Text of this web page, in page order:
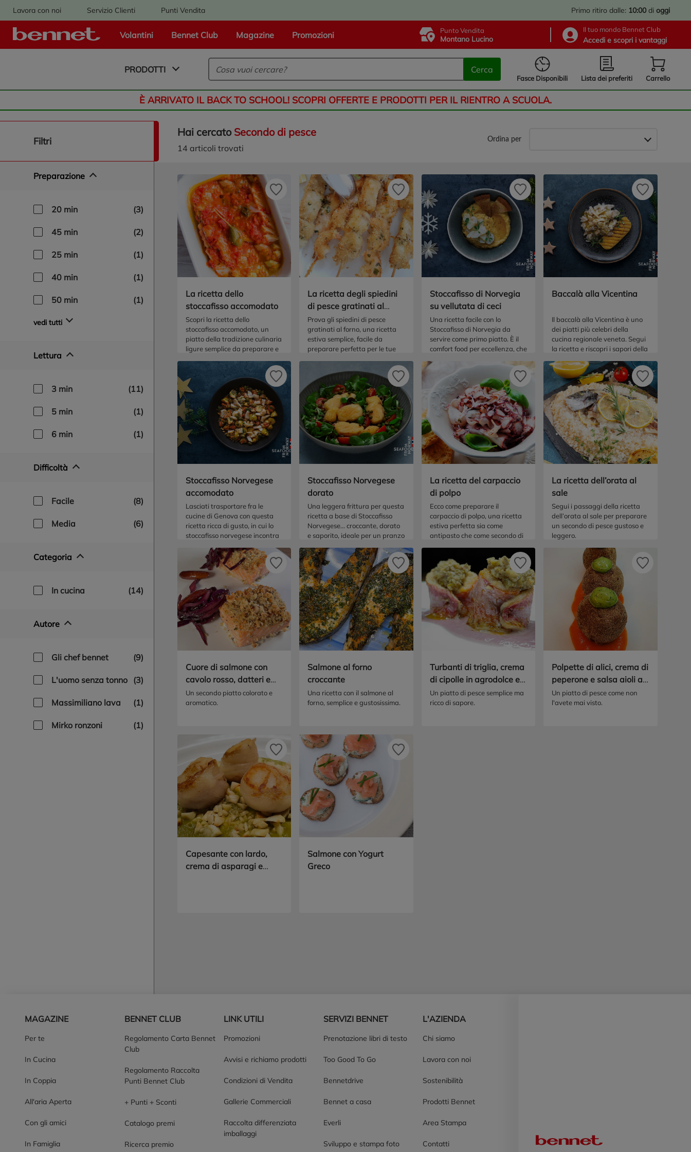
Lavora con noi Servizio Clienti Punti Vendita Primo ritiro dalle: 10:00 di oggi
Volantini Bennet Club Magazine Promozioni Punto Vendita
Montano Lucino
Il tuo mondo Bennet Club
Accedi e scopri i vantaggi
Logo Bennet - Torna alla homepage
PRODOTTI Cerca
Fasce Disponibili Lista dei preferiti Carrello
È ARRIVATO IL BACK TO SCHOOL! SCOPRI OFFERTE E PRODOTTI PER IL RIENTRO A SCUOLA.
naviga/filtra
filtri
Preparazione
20 min (3)
45 min (2)
25 min (1)
40 min (1)
50 min (1)
vedi tutti
Lettura
3 min (11)
5 min (1)
6 min (1)
Difficoltà
facile (8)
media (6)
Categoria
in cucina (14)
Autore
gli chef bennet (9)
l'uomo senza tonno (3)
massimiliano lava (1)
mirko ronzoni (1)
Hai cercato Secondo di pesce
14 articoli trovati
Ordina per
La ricetta dello
stoccafisso accomodato
Scopri la ricetta dello
stoccafisso accomodato, un
piatto della tradizione culinaria
ligure semplice da preparare e
La ricetta degli spiedini
di pesce gratinati al
forno
Prova gli spiedini di pesce
gratinati al forno, una ricetta
estiva semplice, facile da
preparare perfetta per le tue
Stoccafisso di Norvegia
su vellutata di ceci
Una ricetta facile con lo
Stoccafisso di Norvegia da
servire come primo piatto. È il
comfort food per eccellenza, che
Baccalà alla Vicentina
Il baccalà alla Vicentina è uno
dei piatti più celebri della
cucina regionale veneta. Segui
la ricetta e riscopri i sapori della
unisce la polenta nostrana al
miglior stoccafisso norvegese.
Stoccafisso Norvegese
accomodato
Lasciati trasportare fra le
cucine di Genova con questa
ricetta ricca di gusto, in cui lo
stoccafisso norvegese incontra
tradizione ligure.
Stoccafisso Norvegese
dorato
Una leggera frittura per questa
ricetta a base di Stoccafisso
Norvegese... croccante, dorato
e saporito, ideale per un pranzo
La ricetta del carpaccio
di polpo
Ecco come preparare il
carpaccio di polpo, una ricetta
estiva perfetta sia come
antipasto che come secondo di
La ricetta dell’orata al
sale
Segui i passaggi della ricetta
dell’orata al sale per preparare
un secondo di pesce gustoso e
leggero.
Cuore di salmone con
cavolo rosso, datteri e
nocciole
Un secondo piatto colorato e
aromatico.
Salmone al forno
croccante
Una ricetta con il salmone al
forno, semplice e gustosissima.
Turbanti di triglia, crema
di cipolle in agrodolce e
salsa tapenade
Un piatto di pesce semplice ma
ricco di sapore.
Polpette di alici, crema di
peperone e salsa aioli al
prezzemolo
Un piatto di pesce come non
l'avete mai visto.
Capesante con lardo,
crema di asparagi e
Salmone con Yogurt
Greco
MAGAZINE
Per te
In Cucina
In Coppia
All'aria Aperta
Con gli amici
In Famiglia
BENNET CLUB
Regolamento Carta Bennet
Club
Regolamento Raccolta
Punti Bennet Club
+ Punti + Sconti
Catalogo premi
Ricerca premio
LINK UTILI
Promozioni
Avvisi e richiamo prodotti
Condizioni di Vendita
Gallerie Commerciali
Raccolta differenziata
imballaggi
SERVIZI BENNET
Prenotazione libri di testo
Too Good To Go
Bennetdrive
Bennet a casa
Everli
Sviluppo e stampa foto
L'AZIENDA
Chi siamo
Lavora con noi
Sostenibilità
Prodotti Bennet
Area Stampa
Contatti